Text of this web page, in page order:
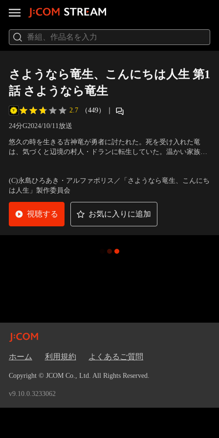
さようなら竜生、こんにちは人生 第1
話 さようなら竜生
2.7 （449） ｜
24分G2024/10/11放送
悠久の時を生きる古神竜が勇者に討たれた。死を受け入れた竜
は、気づくと辺境の村人・ドランに転生していた。温かい家族と
を探るためにドランが沼の調査へ向かった先で出会ったのは、ラ
ミアの少女・セリナであった。
(C)永島ひろあき・アルファポリス／「さようなら竜生、こんにち
は人生」製作委員会
視聴する お気に入りに追加
ホーム 利用規約 よくあるご質問
Copyright © JCOM Co., Ltd. All Rights Reserved.
v9.10.0.3233062